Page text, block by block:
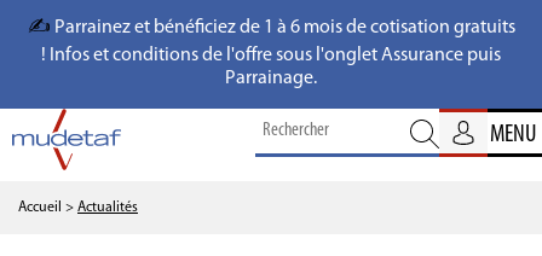
✍️ Parrainez et bénéficiez de 1 à 6 mois de cotisation gratuits
! Infos et conditions de l'offre sous l'onglet Assurance puis
Parrainage.
MENU
Accueil > Actualités